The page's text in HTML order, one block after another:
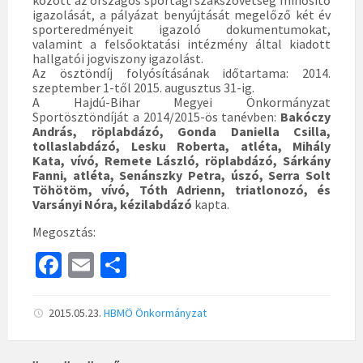
igazolását, a pályázat benyújtását megelőző két év
sporteredményeit igazoló dokumentumokat,
valamint a felsőoktatási intézmény által kiadott
hallgatói jogviszony igazolást.
Az ösztöndíj folyósításának időtartama: 2014.
szeptember 1-től 2015. augusztus 31-ig.
A Hajdú-Bihar Megyei Önkormányzat
Sportösztöndíját a 2014/2015-ös tanévben: Bakóczy
András, röplabdázó, Gonda Daniella Csilla,
tollaslabdázó, Lesku Roberta, atléta, Mihály
Kata, vívó, Remete László, röplabdázó, Sárkány
Fanni, atléta, Senánszky Petra, úszó, Serra Solt
Töhötöm, vívó, Tóth Adrienn, triatlonozó, és
Varsányi Nóra, kézilabdázó kapta.
Megosztás:
Fa
b
o
E
ai
l
ar
e
2015.05.23. HBMÖ Önkormányzat